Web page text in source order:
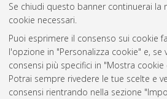
Se chiudi questo banner continuerai la
cookie necessari.
Puoi esprimere il consenso sui cookie
l'opzione in "Personalizza cookie" e,
consensi più specifici in "Mostra
Potrai sempre rivedere le tue scelte e
consensi rientrando nella sezione
Atom
Rss 1.0
Rss 2.0